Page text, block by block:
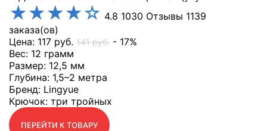
★★★★☆ 4.8 1030 Отзывы 1139
заказа(ов)
Цена: 117 руб. 141руб. - 17%
Вес: 12 грамм
Размер: 12,5 мм
Глубина: 1,5–2 метра
Бренд: Lingyue
Крючок: три тройных
ПЕРЕЙТИ К ТОВАРУ